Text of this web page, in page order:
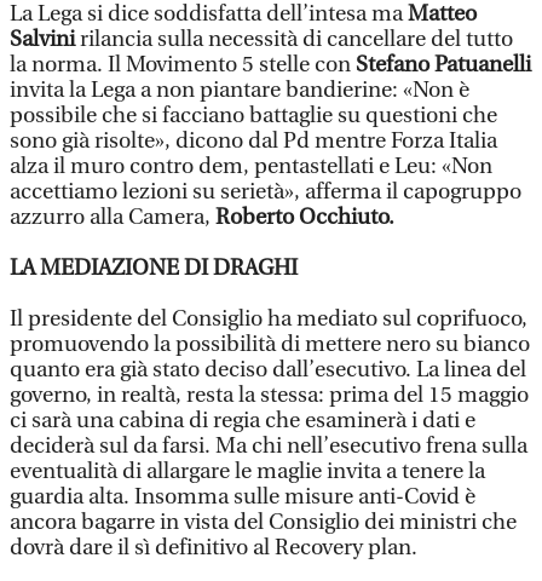
La Lega si dice soddisfatta dell’intesa maMatteo
Salvinirilancia sulla necessità di cancellare del tutto
la norma. Il Movimento 5 stelle con Stefano Patuanelli
invita la Lega a non piantare bandierine: «Non è
possibile che si facciano battaglie su questioni che
sono già risolte», dicono dal Pd mentre Forza Italia
alza il muro contro dem, pentastellati e Leu: «Non
accettiamo lezioni su serietà», afferma il capogruppo
azzurro alla Camera, Roberto Occhiuto.
LA MEDIAZIONE DI DRAGHI
Il presidente del Consiglio ha mediato sul coprifuoco,
promuovendo la possibilità di mettere nero su bianco
quanto era già stato deciso dall’esecutivo. La linea del
governo, in realtà, resta la stessa: prima del 15 maggio
ci sarà una cabina di regia che esaminerà i dati e
deciderà sul da farsi. Ma chi nell’esecutivo frena sulla
eventualità di allargare le maglie invita a tenere la
guardia alta. Insomma sulle misure anti-Covid è
ancora bagarre in vista del Consiglio dei ministri che
dovrà dare il sì definitivo al Recovery plan.